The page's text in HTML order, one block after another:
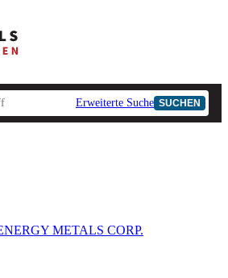
Ad-Hoc-Meldungen
Erweiterte Suche SUCHEN
METALS CORP.